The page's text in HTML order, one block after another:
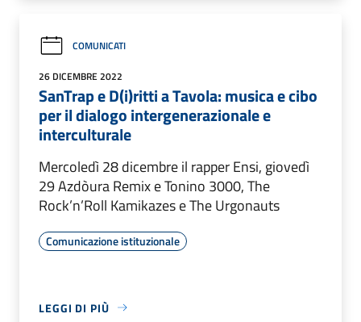
COMUNICATI
26 DICEMBRE 2022
SanTrap e D(i)ritti a Tavola: musica e cibo
per il dialogo intergenerazionale e
interculturale
Mercoledì 28 dicembre il rapper Ensi, giovedì
29 Azdòura Remix e Tonino 3000, The
Rock’n’Roll Kamikazes e The Urgonauts
Comunicazione istituzionale
LEGGI DI PIÙ